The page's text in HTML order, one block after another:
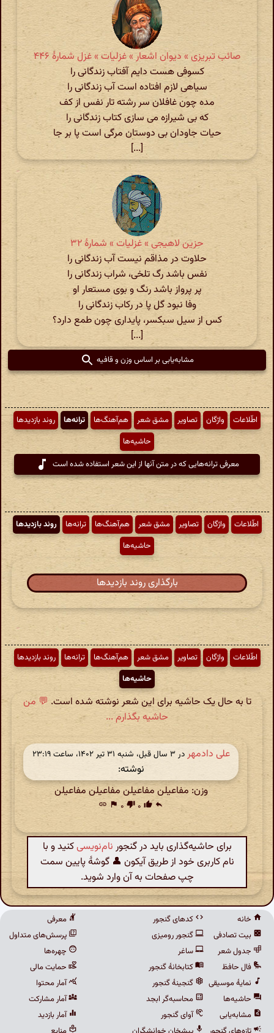
صائب تبریزی » دیوان اشعار » غزلیات » غزل شمارهٔ ۴۴۶
کسوفی هست دایم آفتاب زندگانی را
سیاهی لازم افتاده است آب زندگانی را
مده چون غافلان سر رشته تار نفس از کف
که بی شیرازه می سازی کتاب زندگانی را
حیات جاودان بی دوستان مرگی است پا بر جا
[...]
حزین لاهیجی » غزلیات » شمارهٔ ۳۲
حلاوت در مذاقم نیست آب زندگانی را
نفس باشد رگ تلخی، شراب زندگانی را
پر پرواز باشد رنگ و بوی مستعار او
وفا نبود گل پا در رکاب زندگانی را
کس از سیل سبکسر، پایداری چون طمع دارد؟
[...]
مشابه‌یابی بر اساس وزن و قافیه
اطّلاعات واژگان تصاویر مشق شعر هم‌آهنگ‌ها ترانه‌ها
روند بازدیدها
حاشیه‌ها
معرفی ترانه‌هایی که در متن آنها از این شعر استفاده شده است
اطّلاعات واژگان تصاویر مشق شعر هم‌آهنگ‌ها ترانه‌ها
روند بازدیدها
حاشیه‌ها
بارگذاری روند بازدیدها
اطّلاعات واژگان تصاویر مشق شعر هم‌آهنگ‌ها ترانه‌ها
روند بازدیدها
حاشیه‌ها
تا به حال یک حاشیه برای این شعر نوشته شده است.💬 من
حاشیه بگذارم ...
علی دادمهر در ‫۳ سال قبل، شنبه ۳۱ تیر ۱۴۰۲، ساعت ۲۳:۱۹
نوشته:
وزن: مفاعیلن مفاعیلن مفاعیلن مفاعیلن
reply
thumb_up ۰ thumb_down ۰ flag
link
برای حاشیه‌گذاری باید در گنجور نام‌نویسیکنید و با
نام کاربری خود از طریق آیکون 👤 گوشهٔ پایین سمت
چپ صفحات به آن وارد شوید.
خانه
بیت تصادفی
جدول شعر
فال حافظ
نمایهٔ موسیقی
حاشیه‌ها
مشابه‌یابی
کدهای گنجور
گنجور رومیزی
ساغر
کتابخانهٔ گنجور
گنجینهٔ گنجور
محاسبه‌گر ابجد
آوای گنجور
معرفی
پرسش‌های متداول
چهره‌ها
حمایت مالی
آمار محتوا
آمار مشارکت
آمار بازدید